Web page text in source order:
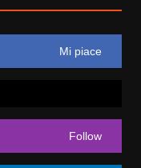
Mi piace
Follow